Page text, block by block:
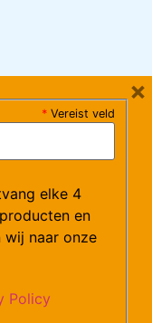
uur)
* Vereist veld
elke 4
en
wij naar onze
Policy
×